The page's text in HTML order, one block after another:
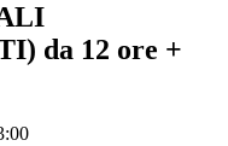
da 12 ore +